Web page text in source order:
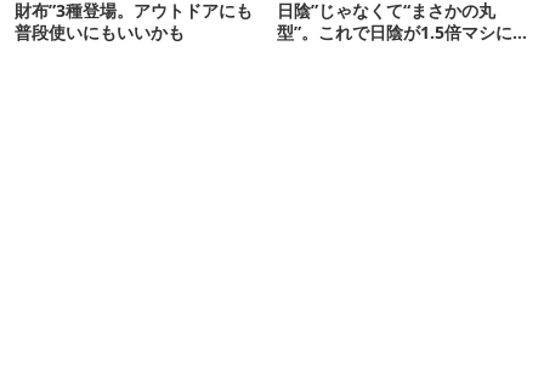
財布”3種登場。アウトドアにも
普段使いにもいいかも
日陰”じゃなくて“まさかの丸
型”。これで日陰が1.5倍マシに